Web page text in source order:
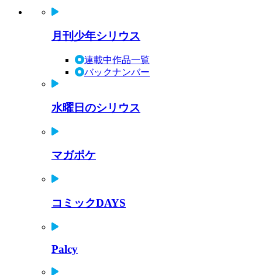
月刊少年シリウス
連載中作品一覧
バックナンバー
水曜日のシリウス
マガポケ
コミックDAYS
Palcy